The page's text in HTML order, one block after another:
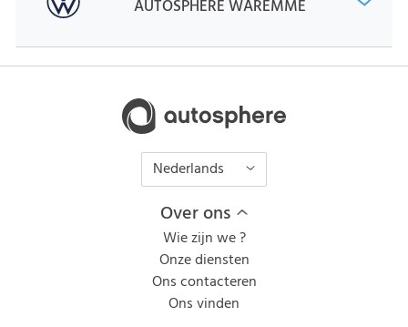
AUTOSPHERE WAREMME
Nederlands
Over ons
Wie zijn we ?
Onze diensten
Ons contacteren
Ons vinden